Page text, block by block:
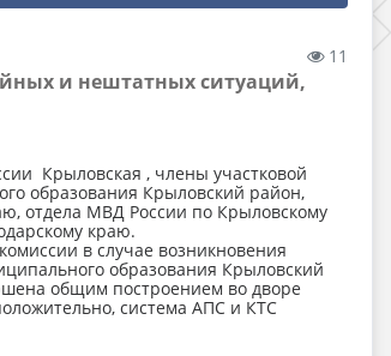
11
и нештатных ситуаций,
Крыловская , члены участковой
образования Крыловский район,
отдела МВД России по Крыловскому
краю.
в случае возникновения
образования Крыловский
общим построением во дворе
система АПС и КТС